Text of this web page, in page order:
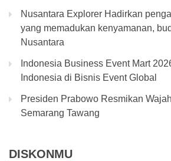
Nusantara Explorer Hadirkan
yang memadukan kenyamanan,
Nusantara
Indonesia Business Event Mart
Indonesia di Bisnis Event Global
Presiden Prabowo Resmikan
Semarang Tawang
DISKONMU